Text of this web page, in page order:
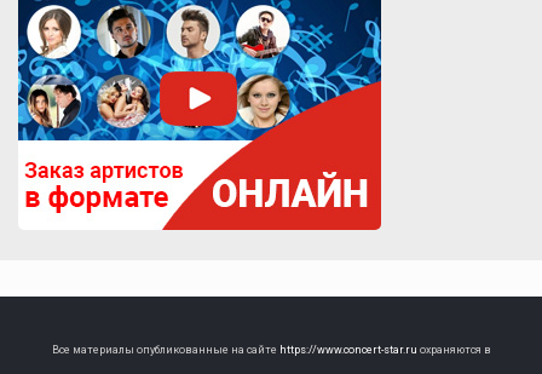
Все материалы опубликованные на сайте https://www.concert-star.ru охраняются в